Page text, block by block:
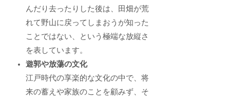
んだり去ったりした後は、田畑が荒
れて野山に戻ってしまおうが知った
ことではない、という極端な放縦さ
を表しています。
遊郭や放蕩の文化
江戸時代の享楽的な文化の中で、将
来の蓄えや家族のことを顧みず、そ